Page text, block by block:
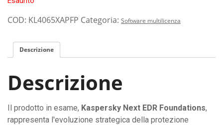
COD: KL4065XAPFP Categoria: Software multilicenza
Descrizione
Descrizione
Il prodotto in esame, Kaspersky Next EDR Foundations,
rappresenta l'evoluzione strategica della protezione